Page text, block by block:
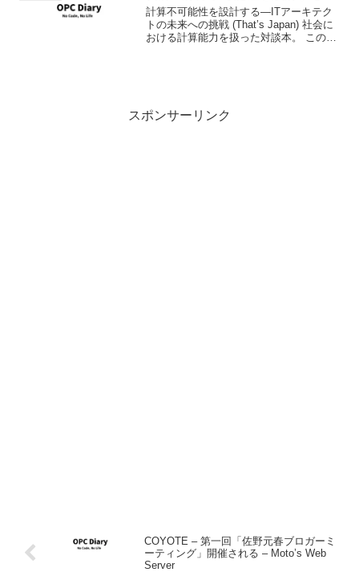
計算不可能性を設計する―ITアーキテク
トの未来への挑戦 (That’s Japan) 社会に
おける計算能力を扱った対談本。 この本
スポンサーリンク
COYOTE – 第一回「佐野元春ブロガーミ
ーティング」開催される – Moto’s Web
Server